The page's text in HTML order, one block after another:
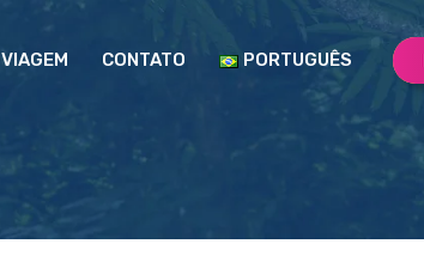
VIAGEM CONTATO PORTUGUÊS